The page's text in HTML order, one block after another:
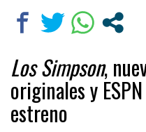
Los Simpson,
originales y
estreno